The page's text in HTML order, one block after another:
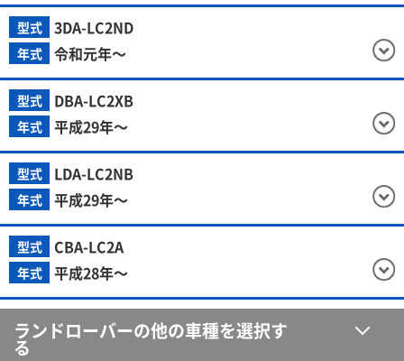
型式 3DA-LC2ND
年式 令和元年～
型式 DBA-LC2XB
年式 平成29年～
型式 LDA-LC2NB
年式 平成29年～
型式 CBA-LC2A
年式 平成28年～
ランドローバーの他の車種を選択す
る